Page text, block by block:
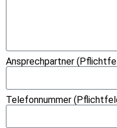
Ansprechpartner
Telefonnummer